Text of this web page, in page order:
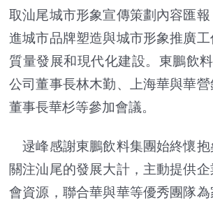
取汕尾城市形象宣傳策劃內容匯
進城市品牌塑造與城市形象推廣
質量發展和現代化建設。東鵬飲
公司董事長林木勤、上海華與華營
董事長華杉等參加會議。
逯峰感謝東鵬飲料集團始終懷抱
關注汕尾的發展大計，主動提供
會資源，聯合華與華等優秀團隊